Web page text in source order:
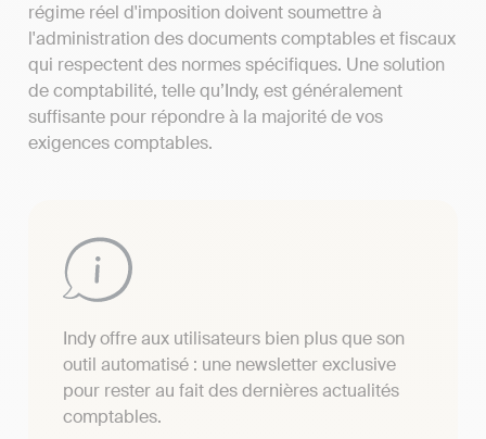
régime réel d'imposition doivent soumettre à
l'administration des documents comptables et fiscaux
qui respectent des normes spécifiques. Une solution
de comptabilité, telle qu’Indy, est généralement
suffisante pour répondre à la majorité de vos
exigences comptables.
Indy offre aux utilisateurs bien plus que son
outil automatisé : une newsletter exclusive
pour rester au fait des dernières actualités
comptables.